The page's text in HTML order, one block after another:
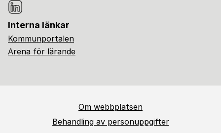
Interna länkar
Kommunportalen
Arena för lärande
Om webbplatsen
Behandling av personuppgifter